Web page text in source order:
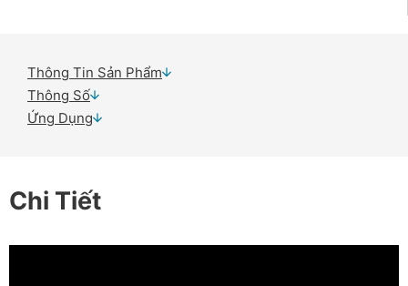
Thông Tin Sản Phẩm
Thông Số
Ứng Dụng
Chi Tiết